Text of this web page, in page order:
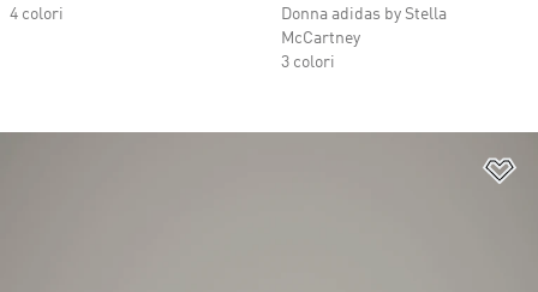
4 colori
Donna adidas by Stella
McCartney
3 colori